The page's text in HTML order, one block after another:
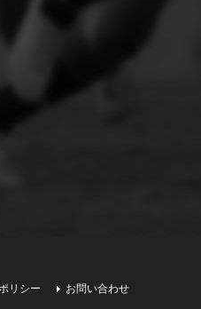
リシー お問い合わせ